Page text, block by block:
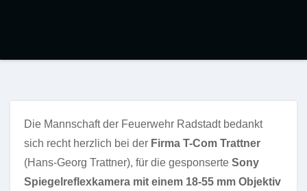
Die Mannschaft der Feuerwehr Radstadt bedankt
sich recht herzlich bei der Firma T-Com Trattner
(Hans-Georg Trattner), für die gesponserte Sony
Spiegelreflexkamera mit einem 18-55 mm Objektiv